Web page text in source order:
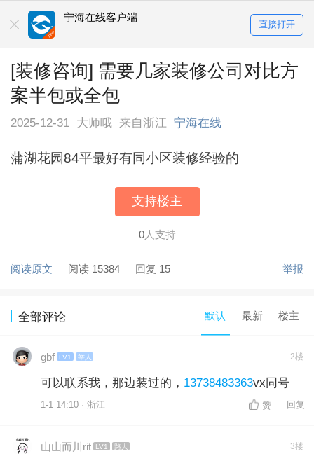
宁海在线客户端
直接打开
[装修咨询] 需要几家装修公司对比方
案半包或全包
2025-12-31 大师哦 来自浙江 宁海在线
蒲湖花园84平最好有同小区装修经验的
支持楼主
0人支持
阅读原文 阅读 15384 回复 15 举报
全部评论 默认 最新 楼主
gbf LV1 举人 2楼
可以联系我，那边装过的， 13738483363vx同号
1-1 14:10 · 浙江 赞 回复
山山而川rit LV1 路人 3楼